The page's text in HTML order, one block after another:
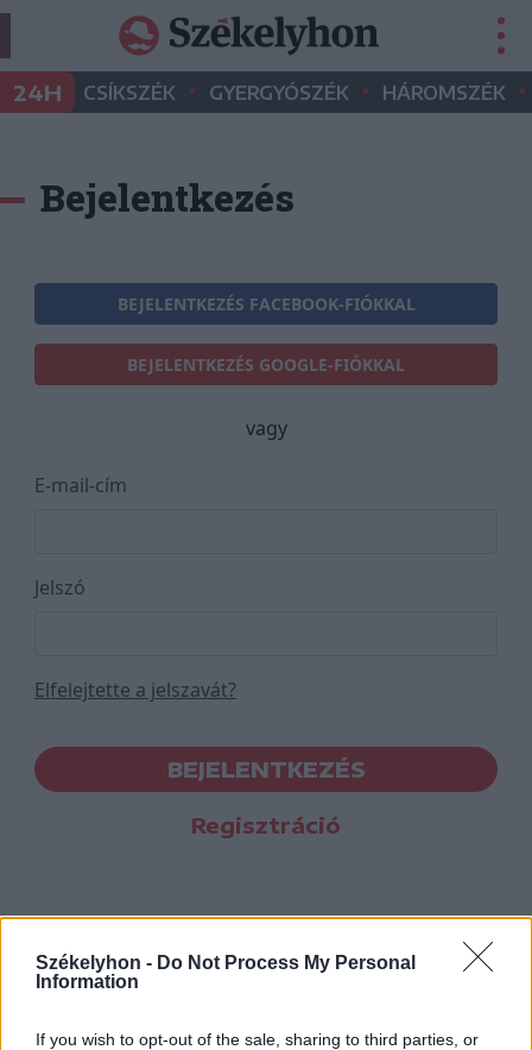
Székelyhon - Do Not Process My Personal
Information
If you wish to opt-out of the sale, sharing to third parties, or
24H CSÍKSZÉK • GYERGYÓSZÉK • HÁROMSZÉK •
Bejelentkezés
BEJELENTKEZÉS FACEBOOK-FIÓKKAL
BEJELENTKEZÉS GOOGLE-FIÓKKAL
vagy
E-mail-cím
Jelszó
Elfelejtette a jelszavát?
BEJELENTKEZÉS
Regisztráció